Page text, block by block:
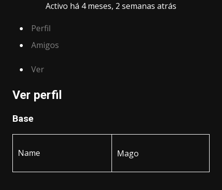
Activo há 4 meses, 2 semanas atrás
Perfil
Amigos
Ver
Ver perfil
Base
Name Mago